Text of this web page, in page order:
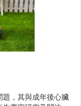
題，其與成年後心臟